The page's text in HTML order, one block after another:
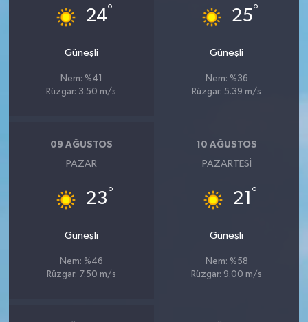
24°
Güneşli
Nem: %41
Rüzgar: 3.50 m/s
25°
Güneşli
Nem: %36
Rüzgar: 5.39 m/s
09 AĞUSTOS
PAZAR
23°
Güneşli
Nem: %46
Rüzgar: 7.50 m/s
10 AĞUSTOS
PAZARTESI
21 °
Güneşli
Nem: %58
Rüzgar: 9.00 m/s